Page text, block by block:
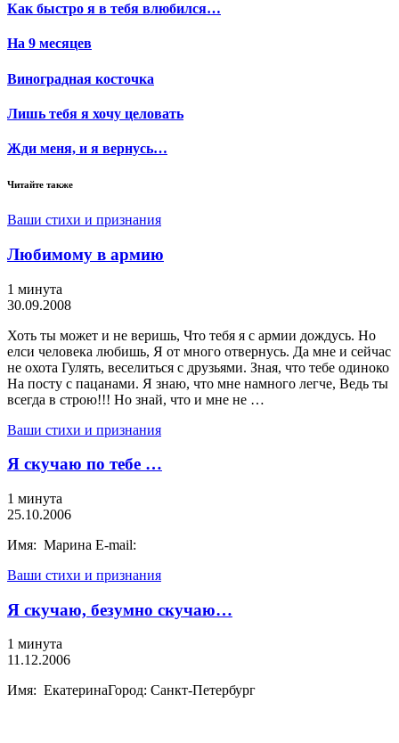
Как быстро я в тебя влюбился…
На 9 месяцев
Виноградная косточка
Лишь тебя я хочу целовать
Жди меня, и я вернусь…
Читайте также
Ваши стихи и признания
Любимому в армию
1 минута
30.09.2008
Хоть ты может и не веришь, Что тебя я с армии дождусь. Но
елси человека любишь, Я от много отвернусь. Да мне и сейчас
не охота Гулять, веселиться с друзьями. Зная, что тебе одиноко
На посту с пацанами. Я знаю, что мне намного легче, Ведь ты
всегда в строю!!! Но знай, что и мне не …
Ваши стихи и признания
Я скучаю по тебе …
1 минута
25.10.2006
Имя: Марина E-mail:
Ваши стихи и признания
Я скучаю, безумно скучаю…
1 минута
11.12.2006
Имя: ЕкатеринаГород: Санкт-Петербург